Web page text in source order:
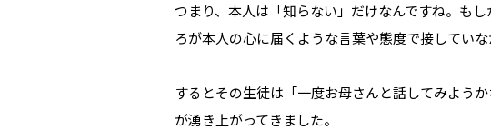
つまり、本人は「知らない」だけなんですね。も
ろが本人の心に届くような言葉や態度で接していな
するとその生徒は「一度お母さんと話してみよう
が湧き上がってきました。